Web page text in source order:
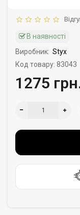
В наявності
Виробник: Styx
Код товару: 83043
1275